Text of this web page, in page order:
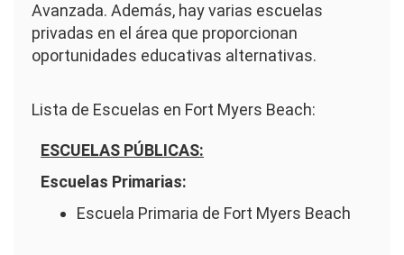
Avanzada. Además, hay varias escuelas
privadas en el área que proporcionan
oportunidades educativas alternativas.
Lista de Escuelas en Fort Myers Beach:
ESCUELAS PÚBLICAS:
Escuelas Primarias:
Escuela Primaria de Fort Myers Beach